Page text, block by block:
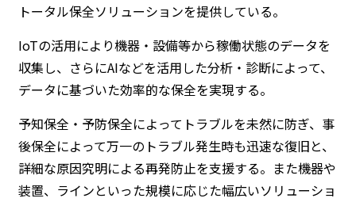
トータル保全ソリューションを提供している。
IoTの活用により機器・設備等から稼働状態のデータを
収集し、さらにAIなどを活用した分析・診断によって、
データに基づいた効率的な保全を実現する。
予知保全・予防保全によってトラブルを未然に防ぎ、事
後保全によって万一のトラブル発生時も迅速な復旧と、
詳細な原因究明による再発防止を支援する。また機器や
装置、ラインといった規模に応じた幅広いソリューショ